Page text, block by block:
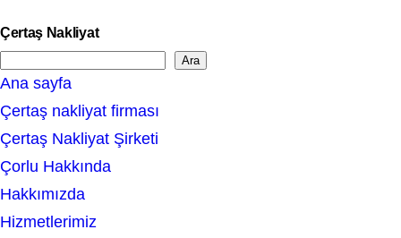
Çertaş Nakliyat
e
a
r
c
h
Ara
Ana sayfa
Çertaş nakliyat firması
Çertaş Nakliyat Şirketi
Çorlu Hakkında
Hakkımızda
Hizmetlerimiz